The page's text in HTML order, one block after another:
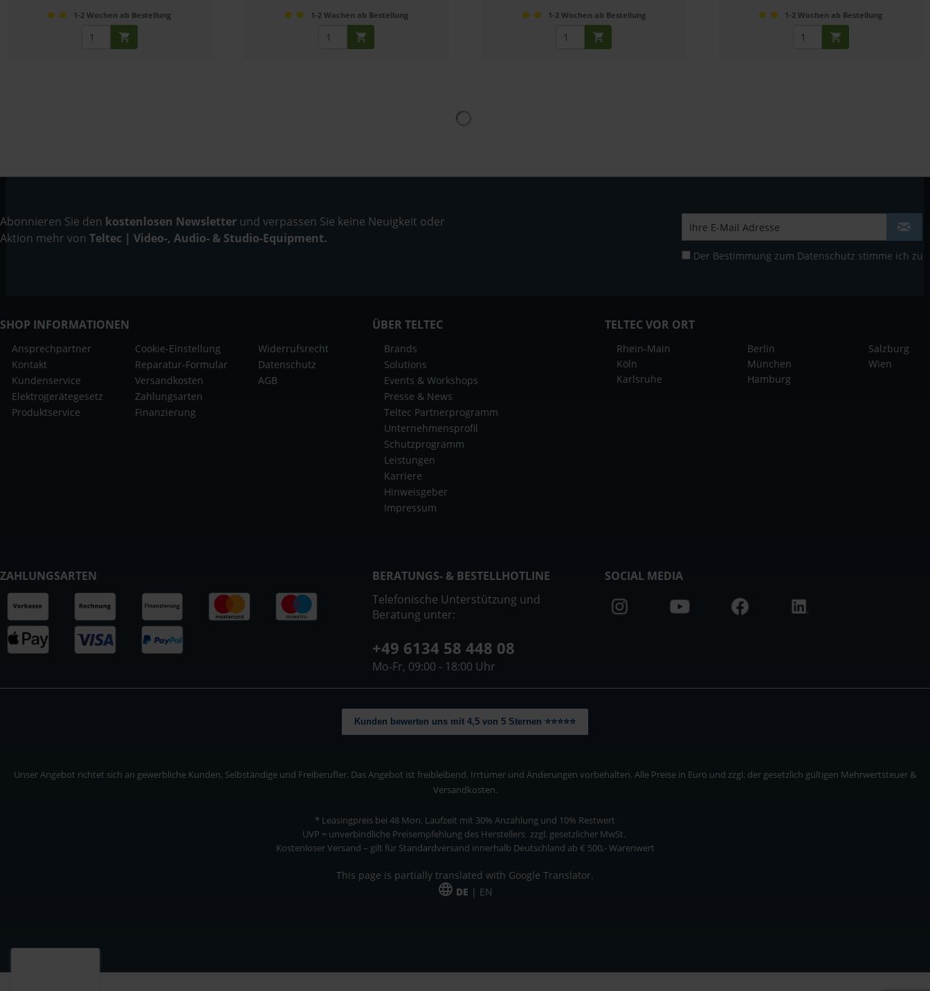
1-2 Wochen ab Bestellung
1-2 Wochen ab Bestellung
1-2 Wochen ab Bestellung
1-2 Wochen ab Bestellung
Abonnieren Sie den kostenlosen Newsletter und verpassen Sie keine Neuigkeit oder
Aktion mehr von Teltec | Video-, Audio- & Studio-Equipment.
Der Bestimmung zum Datenschutz stimme ich zu
SHOP INFORMATIONEN
Ansprechpartner
Kontakt
Kundenservice
Elektrogerätegesetz
Produktservice
Cookie-Einstellung
Reparatur-Formular
Versandkosten
Zahlungsarten
Finanzierung
Widerrufsrecht
Datenschutz
AGB
ÜBER TELTEC
Brands
Solutions
Events & Workshops
Presse & News
Teltec Partnerprogramm
Unternehmensprofil
Schutzprogramm
Leistungen
Karriere
Hinweisgeber
Impressum
TELTEC VOR ORT
Rhein-Main
Köln
Karlsruhe
Berlin
München
Hamburg
Salzburg
Wien
ZAHLUNGSARTEN
BERATUNGS- & BESTELLHOTLINE
Telefonische Unterstützung und
Beratung unter:
+49 6134 58 448 08
Mo-Fr, 09:00 - 18:00 Uhr
SOCIAL MEDIA
Kunden bewerten uns mit 4,5 von 5 Sternen ⭐⭐⭐⭐⭐
Unser Angebot richtet sich an gewerbliche Kunden, Selbständige und Freiberufler. Das Angebot ist freibleibend. Irrtümer und Änderungen vorbehalten. Alle Preise in Euro und zzgl. der gesetzlich gültigen Mehrwertsteuer &
Versandkosten.
* Leasingpreis bei 48 Mon. Laufzeit mit 30% Anzahlung und 10% Restwert
UVP = unverbindliche Preisempfehlung des Herstellers zzgl. gesetzlicher MwSt.
Kostenloser Versand – gilt für Standardversand innerhalb Deutschland ab € 500,- Warenwert
This page is partially translated with Google Translator.
DE | EN